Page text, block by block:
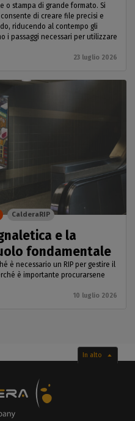
o stampa di grande formato. Si
di creare file precisi e
riducendo al contempo gli
i passaggi necessari per utilizzare
23 luglio 2026
e la
fondamentale
è necessario un RIP per gestire il
è importante procurarsene
10 luglio 2026
CalderaRIP
In alto